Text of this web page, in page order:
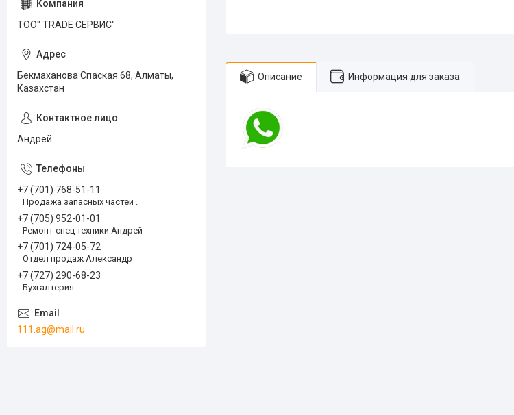
Описание Информация для заказа
ТОО" TRADE СЕРВИС"
Бекмаханова Спаская 68, Алматы,
Казахстан
Андрей
+7 (701) 768-51-11
Продажа запасных частей .
+7 (705) 952-01-01
Ремонт спец техники Андрей
+7 (701) 724-05-72
Отдел продаж Александр
+7 (727) 290-68-23
Бухгалтерия
111.ag@mail.ru